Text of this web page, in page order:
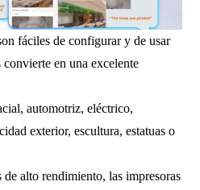
fáciles de configurar y de usar
en una excelente
automotriz, eléctrico,
exterior, escultura, estatuas o
alto rendimiento, las impresoras